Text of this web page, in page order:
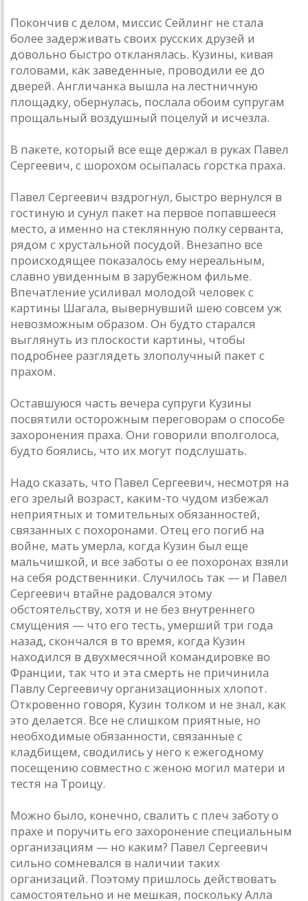
Покончив с делом, миссис Сейлинг не стала
более задерживать своих русских друзей и
довольно быстро откланялась. Кузины, кивая
головами, как заведенные, проводили ее до
дверей. Англичанка вышла на лестничную
площадку, обернулась, послала обоим супругам
прощальный воздушный поцелуй и исчезла.
В пакете, который все еще держал в руках Павел
Сергеевич, с шорохом осыпалась горстка праха.
Павел Сергеевич вздрогнул, быстро вернулся в
гостиную и сунул пакет на первое попавшееся
место, а именно на стеклянную полку серванта,
рядом с хрустальной посудой. Внезапно все
происходящее показалось ему нереальным,
славно увиденным в зарубежном фильме.
Впечатление усиливал молодой человек с
картины Шагала, вывернувший шею совсем уж
невозможным образом. Он будто старался
выглянуть из плоскости картины, чтобы
подробнее разглядеть злополучный пакет с
прахом.
Оставшуюся часть вечера супруги Кузины
посвятили осторожным переговорам о способе
захоронения праха. Они говорили вполголоса,
будто боялись, что их могут подслушать.
Надо сказать, что Павел Сергеевич, несмотря на
его зрелый возраст, каким-то чудом избежал
неприятных и томительных обязанностей,
связанных с похоронами. Отец его погиб на
войне, мать умерла, когда Кузин был еще
мальчишкой, и все заботы о ее похоронах взяли
на себя родственники. Случилось так — и Павел
Сергеевич втайне радовался этому
обстоятельству, хотя и не без внутреннего
смущения — что его тесть, умерший три года
назад, скончался в то время, когда Кузин
находился в двухмесячной командировке во
Франции, так что и эта смерть не причинила
Павлу Сергеевичу организационных хлопот.
Откровенно говоря, Кузин толком и не знал, как
это делается. Все не слишком приятные, но
необходимые обязанности, связанные с
кладбищем, сводились у него к ежегодному
посещению совместно с женою могил матери и
тестя на Троицу.
Можно было, конечно, свалить с плеч заботу о
прахе и поручить его захоронение специальным
организациям — но каким? Павел Сергеевич
сильно сомневался в наличии таких
организаций. Поэтому пришлось действовать
самостоятельно и не мешкая, поскольку Алла